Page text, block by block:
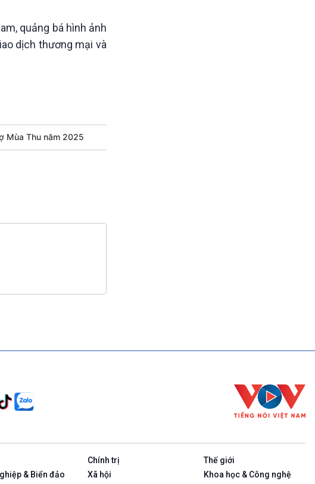
quảng bá hình ảnh
dịch thương mại và
Mùa Thu năm 2025
Chính trị
Thế giới
& Biển đảo Xã hội
Khoa học & Công nghệ